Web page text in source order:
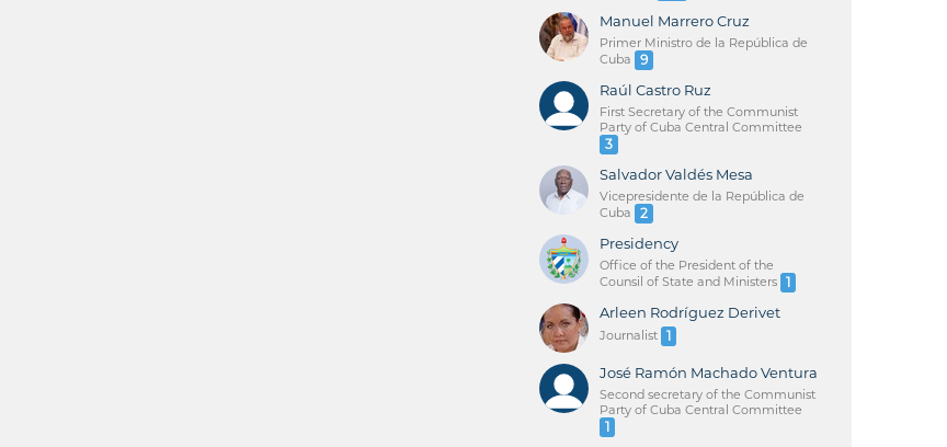
Manuel Marrero Cruz
Primer Ministro de la República de
Cuba
9
Raúl Castro Ruz
First Secretary of the Communist
Party of Cuba Central Committee
3
Salvador Valdés Mesa
Vicepresidente de la República de
Cuba
2
Presidency
Office of the President of the
Counsil of State and Ministers 1
Arleen Rodríguez Derivet
Journalist 1
José Ramón Machado Ventura
Second secretary of the Communist
Party of Cuba Central Committee
1